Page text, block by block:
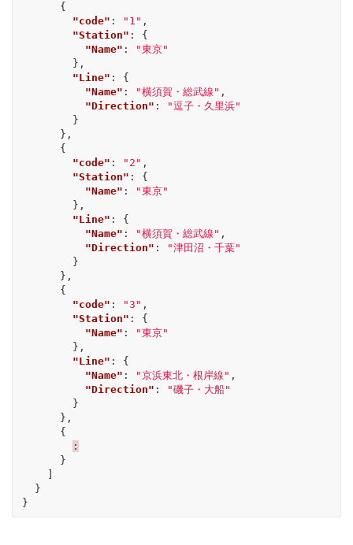
{
"code" : "1" ,
"Station" :
{
"Name" :
"東京"
},
"Line" :
{
"Name" : "横須賀・総武線" ,
"Direction" :
"逗子・久里浜"
}
},
{
"code" : "2" ,
"Station" :
{
"Name" :
"東京"
},
"Line" :
{
"Name" : "横須賀・総武線" ,
"Direction" :
"津田沼・千葉"
}
},
{
"code" : "3" ,
"Station" :
{
"Name" :
"東京"
},
"Line" :
{
"Name" : "京浜東北・根岸線" ,
"Direction" :
"磯子・大船"
}
},
{
:
}
}
}